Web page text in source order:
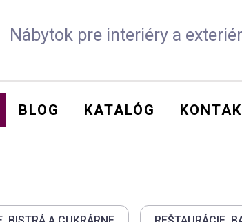
Nábytok pre interiéry a
BLOG KATALÓG